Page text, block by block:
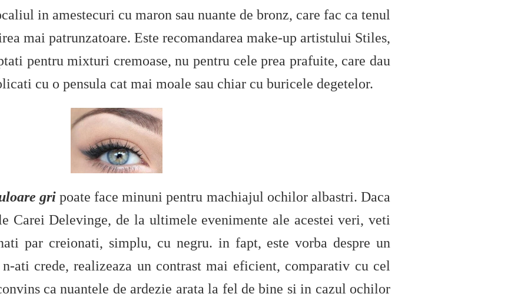
in amestecuri cu maron sau nuante de bronz, care fac ca tenul
mai patrunzatoare. Este recomandarea make-up artistului Stiles,
pentru mixturi cremoase, nu pentru cele prea prafuite, care dau
cu o pensula cat mai moale sau chiar cu buricele degetelor.
gripoate face minuni pentru machiajul ochilor albastri. Daca
Carei Delevinge, de la ultimele evenimente ale acestei veri, veti
par creionati, simplu, cu negru. in fapt, este vorba despre un
ati crede, realizeaza un contrast mai eficient, comparativ cu cel
ca nuantele de ardezie arata la fel de bine si in cazul ochilor